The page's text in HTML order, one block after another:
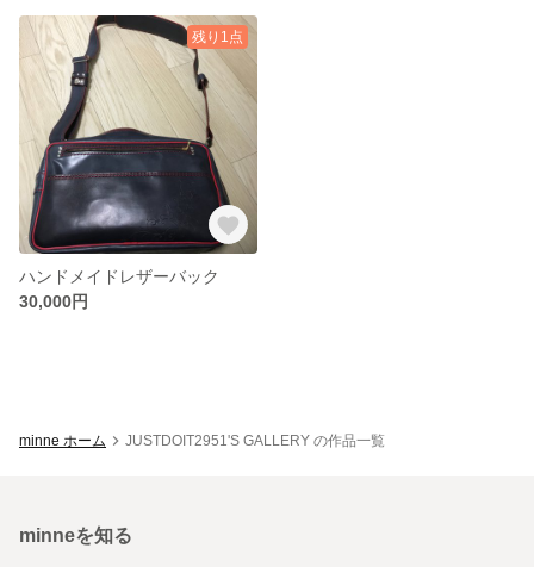
残り1点
ハンドメイドレザーバック
30,000円
minne ホーム JUSTDOIT2951'S GALLERY の作品一覧
minneを知る